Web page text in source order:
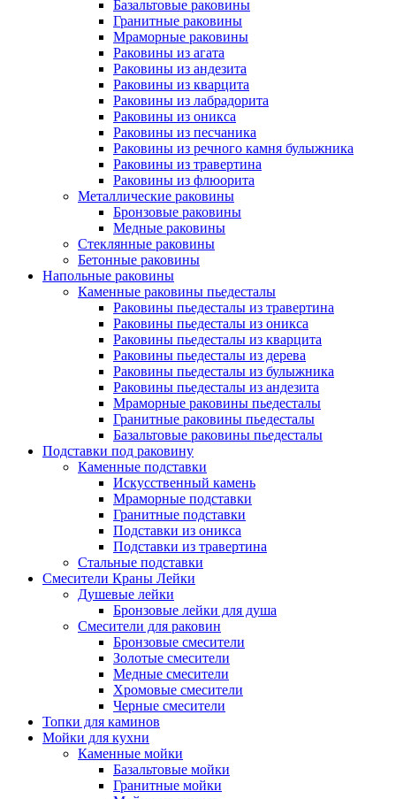
Базальтовые раковины
Гранитные раковины
Мраморные раковины
Раковины из агата
Раковины из андезита
Раковины из кварцита
Раковины из лабрадорита
Раковины из оникса
Раковины из песчаника
Раковины из речного камня булыжника
Раковины из травертина
Раковины из флюорита
Металлические раковины
Бронзовые раковины
Медные раковины
Стеклянные раковины
Бетонные раковины
Напольные раковины
Каменные раковины пьедесталы
Раковины пьедесталы из травертина
Раковины пьедесталы из оникса
Раковины пьедесталы из кварцита
Раковины пьедесталы из дерева
Раковины пьедесталы из булыжника
Раковины пьедесталы из андезита
Мраморные раковины пьедесталы
Гранитные раковины пьедесталы
Базальтовые раковины пьедесталы
Подставки под раковину
Каменные подставки
Искусственный камень
Мраморные подставки
Гранитные подставки
Подставки из оникса
Подставки из травертина
Стальные подставки
Смесители Краны Лейки
Душевые лейки
Бронзовые лейки для душа
Смесители для раковин
Бронзовые смесители
Золотые смесители
Медные смесители
Хромовые смесители
Черные смесители
Топки для каминов
Мойки для кухни
Каменные мойки
Базальтовые мойки
Гранитные мойки